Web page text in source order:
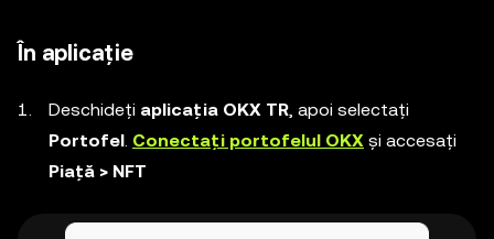
În aplicație
Deschideți aplicația OKX TR , apoi selectați
Portofel Conectați portofelul OKX și accesați
Piață > NFT